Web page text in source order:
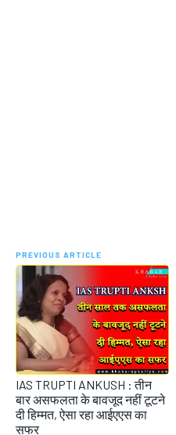
PREVIOUS ARTICLE
IAS TRUPTI ANKUSH : तीन
बार असफलता के बावजूद नहीं टूटने
दी हिम्मत, ऐसा रहा आईएएस का
सफर